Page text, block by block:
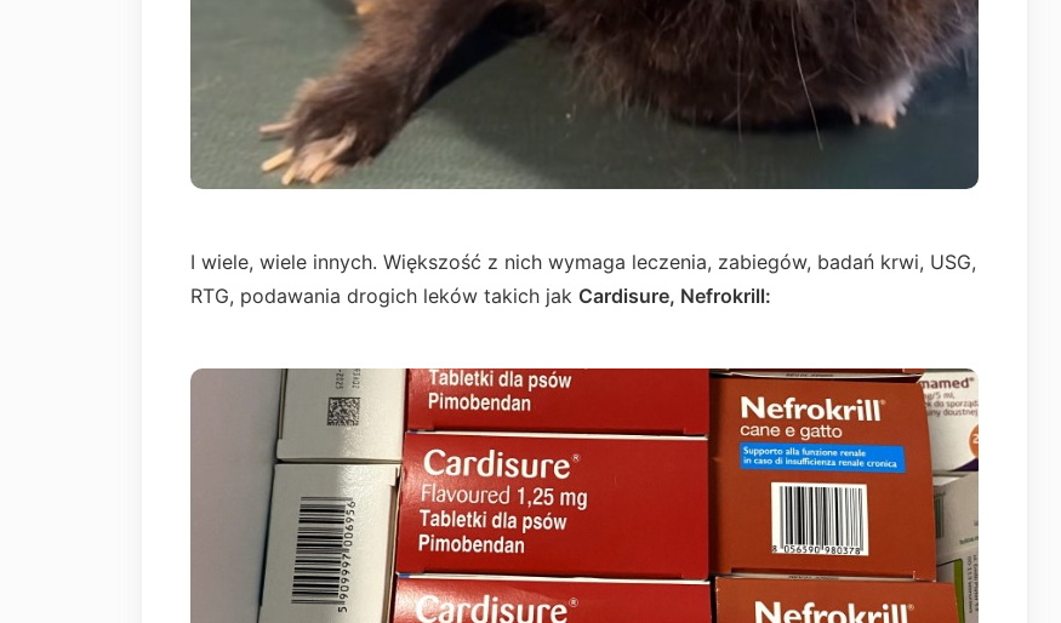
I wiele, wiele innych. Większość z nich wymaga leczenia, zabiegów, badań krwi, USG,
RTG, podawania drogich leków takich jak Cardisure, Nefrokrill: